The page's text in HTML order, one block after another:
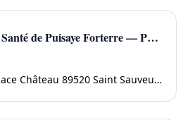
Maison de la Santé de Puisaye Forterre — Psychologue à Saint Sauveur en Puisaye
Maison de la Santé place Château 89520 Saint Sauveur en Puisaye